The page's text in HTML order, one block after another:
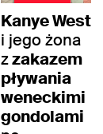
Kanye West
i jego żona
zzakazem
pływania
weneckimi
gondolami